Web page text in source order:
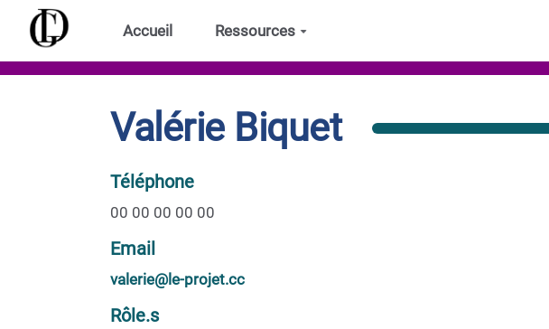
Aller au contenu principal
Accueil Ressources
Valérie Biquet
Téléphone
00 00 00 00 00
Email
valerie@le-projet.cc
Rôle.s